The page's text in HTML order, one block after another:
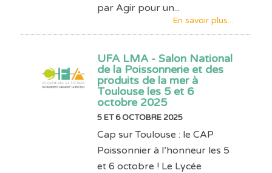
par Agir pour un...
En savoir plus...
UFA LMA - Salon National
de la Poissonnerie et des
produits de la mer à
Toulouse les 5 et 6
octobre 2025
5 ET 6 OCTOBRE 2025
Cap sur Toulouse : le CAP
Poissonnier à l’honneur les 5
et 6 octobre ! Le Lycée